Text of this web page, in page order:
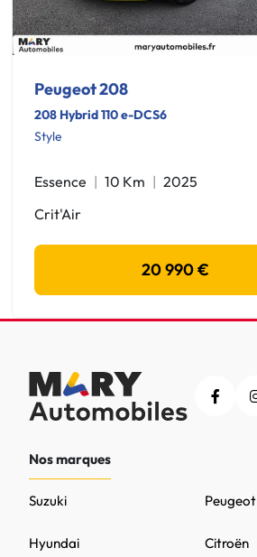
Peugeot 208
208 Hybrid 110 e-DCS6
Style
Essence 10 Km
2025
Crit'Air
20 990 €
Nos marques
Peugeot
Citroën
Hyundai
Suzuki